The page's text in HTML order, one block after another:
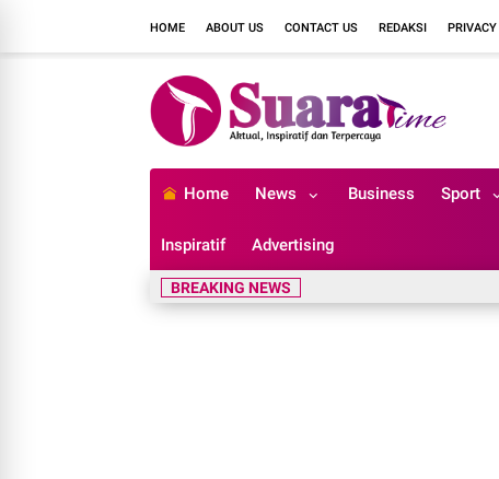
HOME ABOUT US CONTACT US REDAKSI
Home News Business Sport
Inspiratif Advertising
BREAKING NEWS